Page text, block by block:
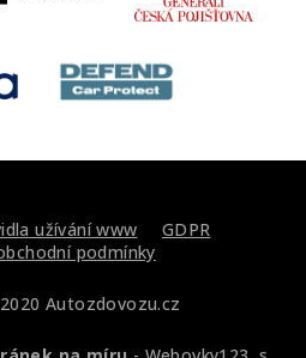
užívání www
GDPR
podmínky
Autozdovozu.cz